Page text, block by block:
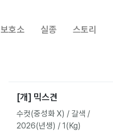
보호소 실종 스토리
[개] 믹스견
수컷(중성화 X) / 갈색 /
2026(년생) / 1(Kg)